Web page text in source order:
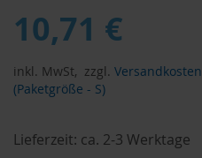
10,71 €
inkl. MwSt, zzgl. Versandkosten
(Paketgröße - S)
Lieferzeit: ca. 2-3 Werktage